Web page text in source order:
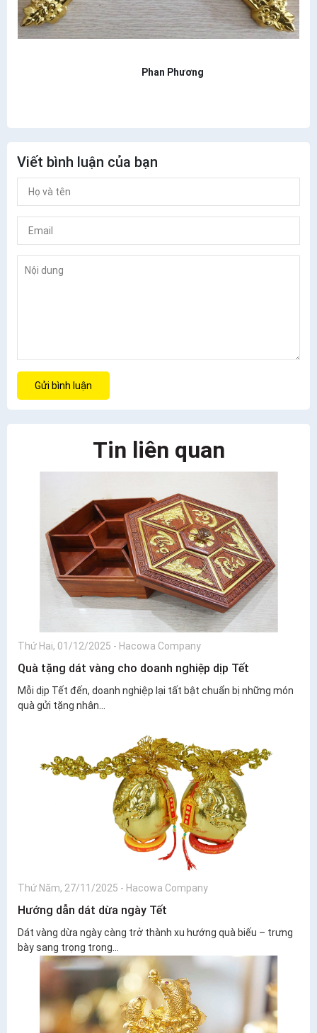
Phan Phương
Viết bình luận của bạn
Gửi bình luận
Tin liên quan
Thứ Hai, 01/12/2025 - Hacowa Company
Quà tặng dát vàng cho doanh nghiệp dịp Tết
Mỗi dịp Tết đến, doanh nghiệp lại tất bật chuẩn bị những món
quà gửi tặng nhân...
Thứ Năm, 27/11/2025 - Hacowa Company
Hướng dẫn dát dừa ngày Tết
Dát vàng dừa ngày càng trở thành xu hướng quà biếu – trưng
bày sang trọng trong...